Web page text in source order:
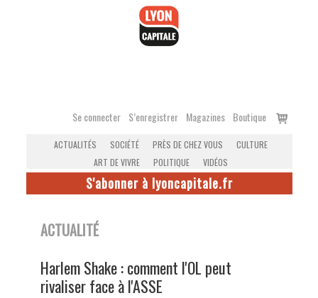
Se connecter S’enregistrer Magazines Boutique
Voir
ACTUALITÉS SOCIÉTÉ PRÈS DE CHEZ VOUS
CULTURE
ART DE VIVRE
POLITIQUE VIDÉOS
S'abonner à lyoncapitale.fr
ACTUALITÉ
Harlem Shake : comment l'OL peut
rivaliser face à l'ASSE